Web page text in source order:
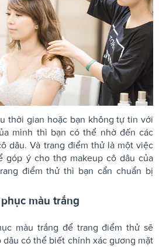
thời gian hoặc bạn không tự tin với
mình thì bạn có thể nhờ đến các
dâu. Và trang điểm thử là một việc
góp ý cho thợ makeup cô dâu của
điểm thử thì bạn cẩn chuẩn bị
màu trắng
màu trắng để trang điểm thử sẽ
có thể biết chính xác gương mặt